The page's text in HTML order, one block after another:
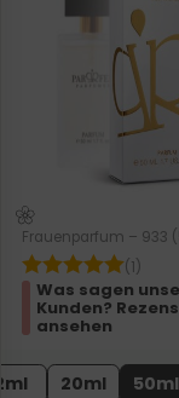
Frauenparfum – 933
(1)
Was sagen
Kunden?
ansehen
20ml 50ml